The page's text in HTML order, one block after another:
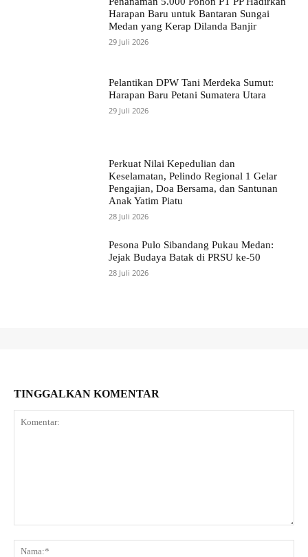
Harapan Baru untuk Bantaran Sungai
Medan yang Kerap Dilanda Banjir
29 Juli 2026
Pelantikan DPW Tani Merdeka Sumut:
Harapan Baru Petani Sumatera Utara
29 Juli 2026
Perkuat Nilai Kepedulian dan
Keselamatan, Pelindo Regional 1 Gelar
Pengajian, Doa Bersama, dan Santunan
Anak Yatim Piatu
28 Juli 2026
Pesona Pulo Sibandang Pukau Medan:
Jejak Budaya Batak di PRSU ke-50
28 Juli 2026
TINGGALKAN KOMENTAR